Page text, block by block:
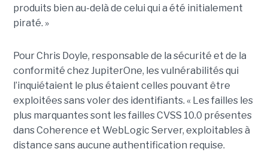
produits bien au-delà de celui qui a été initialement
piraté. »
Pour Chris Doyle, responsable de la sécurité et de la
conformité chez JupiterOne, les vulnérabilités qui
l’inquiétaient le plus étaient celles pouvant être
exploitées sans voler des identifiants. « Les failles les
plus marquantes sont les failles CVSS 10.0 présentes
dans Coherence et WebLogic Server, exploitables à
distance sans aucune authentification requise.